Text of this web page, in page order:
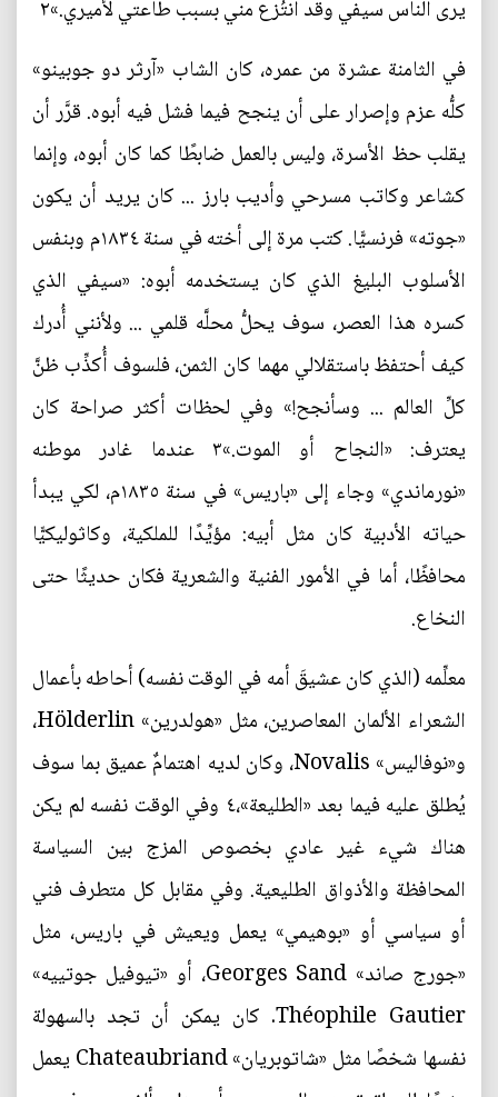
يرى الناس سيفي وقد انتُزع مني بسبب طاعتي لأميري.»٢
في الثامنة عشرة من عمره، كان الشاب «آرثر دو جوبينو»
كلُّه عزم وإصرار على أن ينجح فيما فشل فيه أبوه. قرَّر أن
يقلب حظ الأسرة، وليس بالعمل ضابطًا كما كان أبوه، وإنما
كشاعر وكاتب مسرحي وأديب بارز ... كان يريد أن يكون
«جوته» فرنسيًّا. كتب مرة إلى أخته في سنة ١٨٣٤م وبنفس
الأسلوب البليغ الذي كان يستخدمه أبوه: «سيفي الذي
كسره هذا العصر، سوف يحلُّ محلَّه قلمي ... ولأنني أُدرك
كيف أحتفظ باستقلالي مهما كان الثمن، فلسوف أُكذِّب ظنَّ
كلِّ العالم ... وسأنجح!» وفي لحظات أكثر صراحة كان
يعترف: «النجاح أو الموت.»٣ عندما غادر موطنه
«نورماندي» وجاء إلى «باريس» في سنة ١٨٣٥م، لكي يبدأ
حياته الأدبية كان مثل أبيه: مؤيِّدًا للملكية، وكاثوليكيًّا
محافظًا، أما في الأمور الفنية والشعرية فكان حديثًا حتى
النخاع.
معلِّمه (الذي كان عشيقَ أمه في الوقت نفسه) أحاطه بأعمال
الشعراء الألمان المعاصرين، مثل «هولدرين» Hölderlin،
و«نوفاليس» Novalis، وكان لديه اهتمامٌ عميق بما سوف
يُطلق عليه فيما بعد «الطليعة»،٤ وفي الوقت نفسه لم يكن
هناك شيء غير عادي بخصوص المزج بين السياسة
المحافظة والأذواق الطليعية. وفي مقابل كل متطرف فني
أو سياسي أو «بوهيمي» يعمل ويعيش في باريس، مثل
«جورج صاند» Georges Sand، أو «تيوفيل جوتييه»
Théophile Gautier. كان يمكن أن تجد بالسهولة
نفسها شخصًا مثل «شاتوبريان» Chateaubriand يعمل